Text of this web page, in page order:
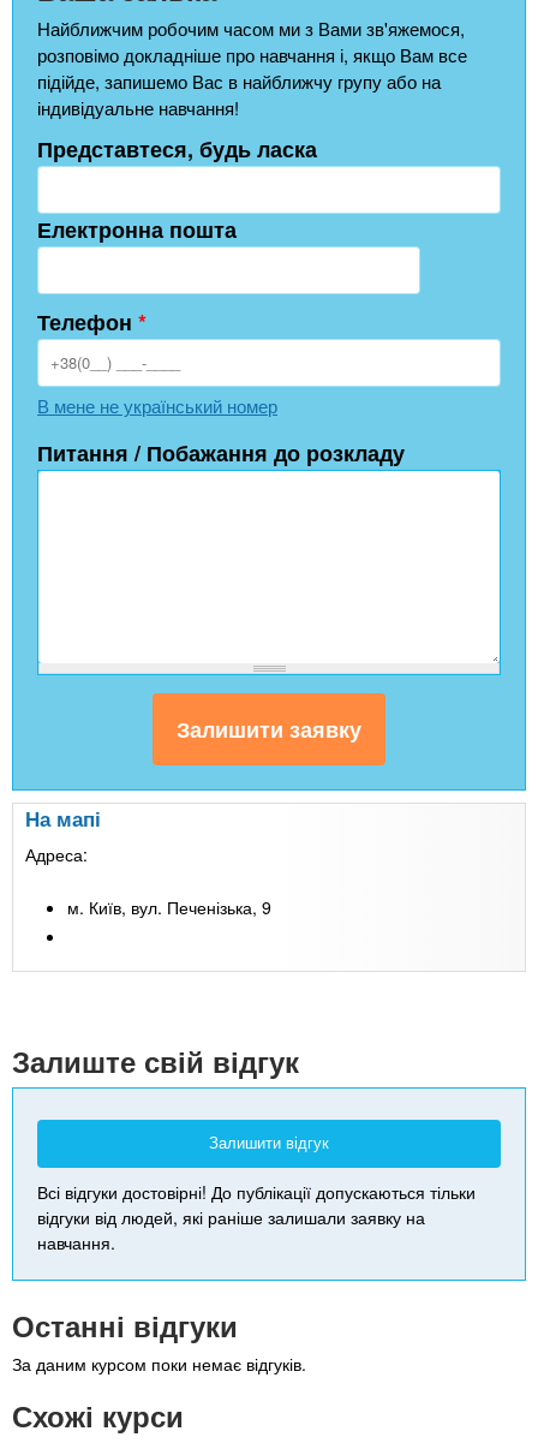
Найближчим робочим часом ми з Вами зв'яжемося,
розповімо докладніше про навчання і, якщо Вам все
підійде, запишемо Вас в найближчу групу або на
індивідуальне навчання!
Представтеся, будь ласка
Електронна пошта
Телефон *
В мене не український номер
Питання / Побажання до розкладу
На мапі
Адреса:
м. Київ, вул. Печенізька, 9
Залиште свій відгук
Залишити відгук
Всі відгуки достовірні! До публікації допускаються тільки
відгуки від людей, які раніше залишали заявку на
навчання.
Останні відгуки
За даним курсом поки немає відгуків.
Схожі курси